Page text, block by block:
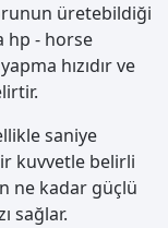
üretebildiği
hp - horse
hızıdır ve
saniye
kuvvetle belirli
ne kadar güçlü
sağlar.